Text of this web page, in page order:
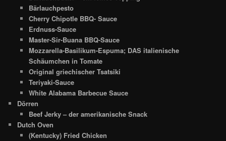
Bärlauchpesto
Cherry Chipotle BBQ- Sauce
Erdnuss-Sauce
Master-Sir-Buana BBQ-Sauce
Mozzarella-Basilikum-Espuma; DAS italienische
Schäumchen in Tomate
Original griechischer Tsatsiki
Teriyaki-Sauce
White Alabama Barbecue Sauce
Dörren
Beef Jerky – der amerikanische Snack
Dutch Oven
(Kentucky) Fried Chicken